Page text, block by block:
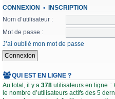
CONNEXION • INSCRIPTION
Nom d’utilisateur :
Mot de passe :
J’ai oublié mon mot de passe
QUI EST EN LIGNE ?
Au total, il y a 378 utilisateurs en ligne ::
le nombre d’utilisateurs actifs des 5